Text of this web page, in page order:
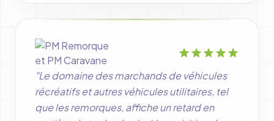
"Le domaine des marchands de véhicules
récréatifs et autres véhicules utilitaires, tel
que les remorques, affiche un retard en